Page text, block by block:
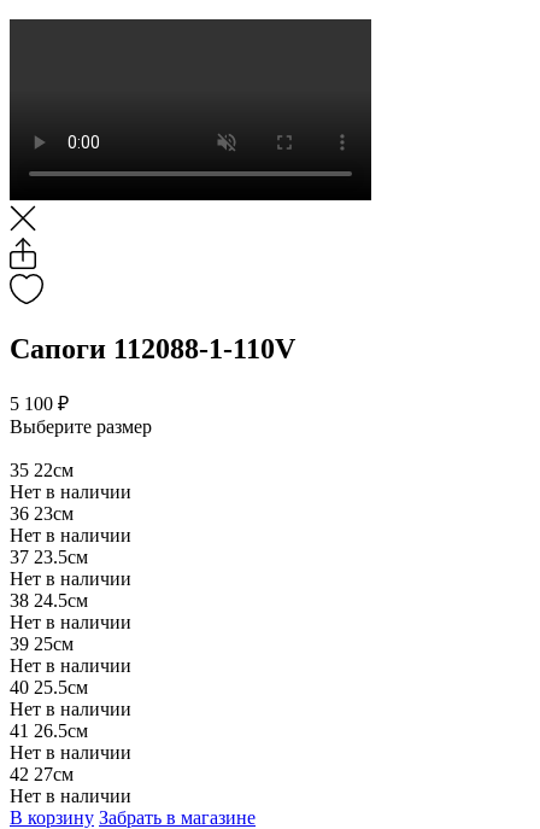
Сапоги 112088-1-110V
5 100 ₽
Выберите размер
35 22см
Нет в наличии
36 23см
Нет в наличии
37 23.5см
Нет в наличии
38 24.5см
Нет в наличии
39 25см
Нет в наличии
40 25.5см
Нет в наличии
41 26.5см
Нет в наличии
42 27см
Нет в наличии
В корзину Забрать в магазине